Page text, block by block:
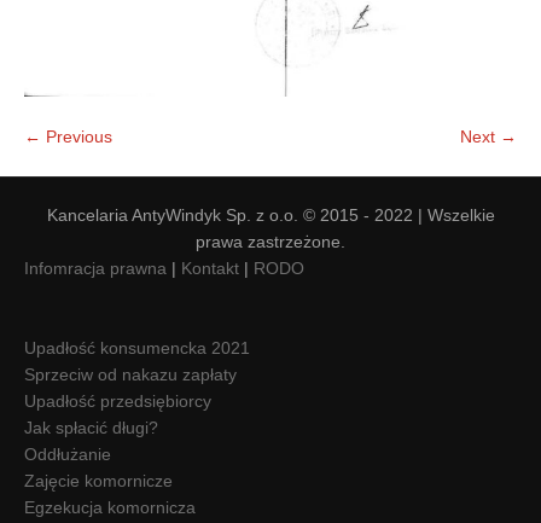
← Previous Next →
Kancelaria AntyWindyk Sp. z o.o. © 2015 - 2022 | Wszelkie
prawa zastrzeżone.
Infomracja prawna | Kontakt | RODO
Upadłość konsumencka 2021
Sprzeciw od nakazu zapłaty
Upadłość przedsiębiorcy
Jak spłacić długi?
Oddłużanie
Zajęcie komornicze
Egzekucja komornicza